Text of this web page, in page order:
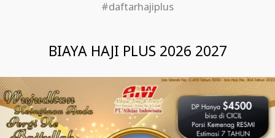
#daftarhajiplus
BIAYA HAJI PLUS 2026 2027